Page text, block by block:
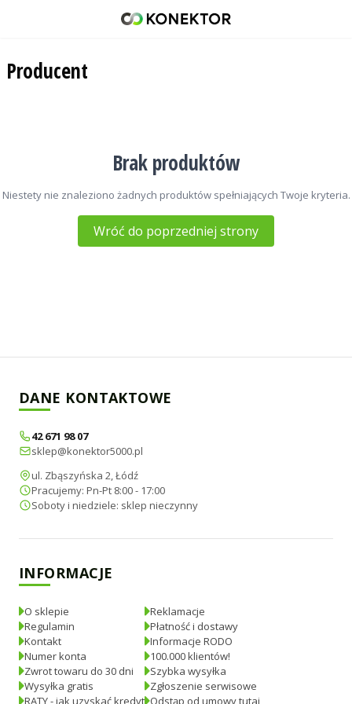
HanRongDa
Producent
Brak produktów
Niestety nie znaleziono żadnych produktów spełniających Twoje kryteria.
Wróć do poprzedniej strony
DANE KONTAKTOWE
42 671 98 07
sklep@konektor5000.pl
ul. Zbąszyńska 2, Łódź
Pracujemy: Pn-Pt 8:00 - 17:00
Soboty i niedziele: sklep nieczynny
INFORMACJE
O sklepie
Regulamin
Kontakt
Numer konta
Zwrot towaru do 30 dni
Wysyłka gratis
RATY - jak uzyskać kredyt
Reklamacje
Płatność i dostawy
Informacje RODO
100.000 klientów!
Szybka wysyłka
Zgłoszenie serwisowe
Odstąp od umowy tutaj